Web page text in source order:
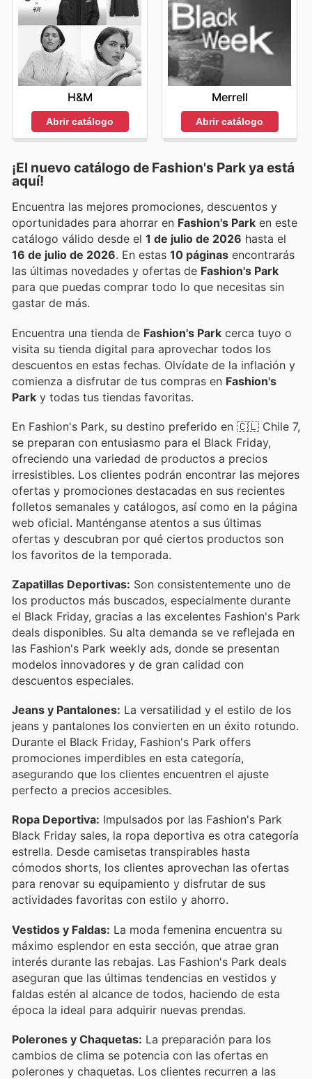
H&M
Abrir catálogo
Merrell
Abrir catálogo
¡El nuevo catálogo de Fashion's Parkya está
aquí!
Encuentra las mejores promociones, descuentos y
oportunidades para ahorrar en Fashion's Park en este
catálogo válido desde el 1 de julio de 2026 hasta el
16 de julio de 2026 . En estas 10 páginas encontrarás
las últimas novedades y ofertas de Fashion's Park
para que puedas comprar todo lo que necesitas sin
gastar de más.
Encuentra una tienda de Fashion's Park cerca tuyo o
visita su tienda digital para aprovechar todos los
descuentos en estas fechas. Olvídate de la inflación y
comienza a disfrutar de tus compras en Fashion's
Park y todas tus tiendas favoritas.
En Fashion's Park, su destino preferido en 🇨🇱 Chile 7,
se preparan con entusiasmo para el Black Friday,
ofreciendo una variedad de productos a precios
irresistibles. Los clientes podrán encontrar las mejores
ofertas y promociones destacadas en sus recientes
folletos semanales y catálogos, así como en la página
web oficial. Manténganse atentos a sus últimas
ofertas y descubran por qué ciertos productos son
los favoritos de la temporada.
Zapatillas Deportivas: Son consistentemente uno de
los productos más buscados, especialmente durante
el Black Friday, gracias a las excelentes Fashion's Park
deals disponibles. Su alta demanda se ve reflejada en
las Fashion's Park weekly ads, donde se presentan
modelos innovadores y de gran calidad con
descuentos especiales.
Jeans y Pantalones: La versatilidad y el estilo de los
jeans y pantalones los convierten en un éxito rotundo.
Durante el Black Friday, Fashion's Park offers
promociones imperdibles en esta categoría,
asegurando que los clientes encuentren el ajuste
perfecto a precios accesibles.
Ropa Deportiva: Impulsados por las Fashion's Park
Black Friday sales, la ropa deportiva es otra categoría
estrella. Desde camisetas transpirables hasta
cómodos shorts, los clientes aprovechan las ofertas
para renovar su equipamiento y disfrutar de sus
actividades favoritas con estilo y ahorro.
Vestidos y Faldas: La moda femenina encuentra su
máximo esplendor en esta sección, que atrae gran
interés durante las rebajas. Las Fashion's Park deals
aseguran que las últimas tendencias en vestidos y
faldas estén al alcance de todos, haciendo de esta
época la ideal para adquirir nuevas prendas.
Polerones y Chaquetas: La preparación para los
cambios de clima se potencia con las ofertas en
polerones y chaquetas. Los clientes recurren a las